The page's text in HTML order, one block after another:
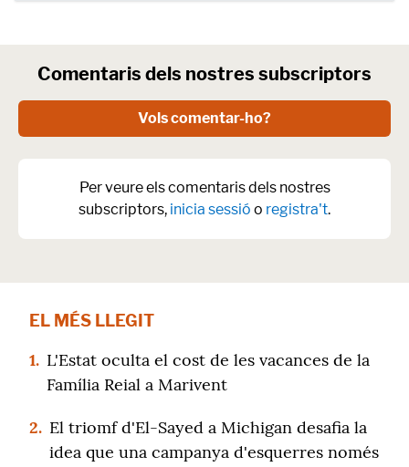
Comentaris dels nostres subscriptors
Vols comentar-ho?
Per veure els comentaris dels nostres
subscriptors, inicia sessió o registra't.
EL MÉS LLEGIT
1. L'Estat oculta el cost de les vacances de la
Família Reial a Marivent
2. El triomf d'El-Sayed a Michigan desafia la
idea que una campanya d'esquerres només